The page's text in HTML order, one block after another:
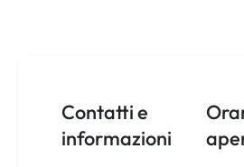
Contatti e
informazioni